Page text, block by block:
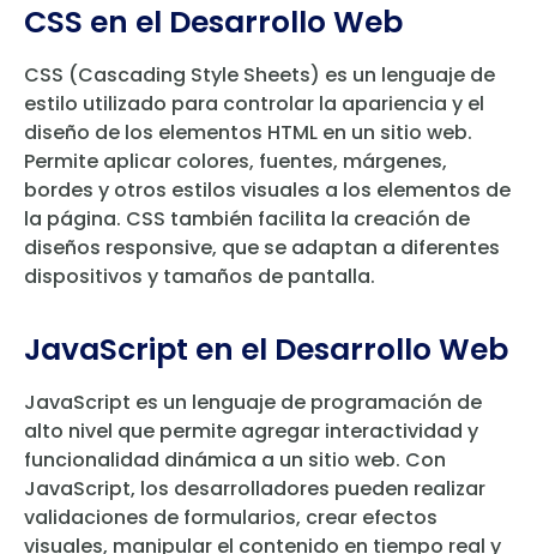
CSS en el Desarrollo Web
CSS (Cascading Style Sheets) es un lenguaje de
estilo utilizado para controlar la apariencia y el
diseño de los elementos HTML en un sitio web.
Permite aplicar colores, fuentes, márgenes,
bordes y otros estilos visuales a los elementos de
la página. CSS también facilita la creación de
diseños responsive, que se adaptan a diferentes
dispositivos y tamaños de pantalla.
JavaScript en el Desarrollo Web
JavaScript es un lenguaje de programación de
alto nivel que permite agregar interactividad y
funcionalidad dinámica a un sitio web. Con
JavaScript, los desarrolladores pueden realizar
validaciones de formularios, crear efectos
visuales, manipular el contenido en tiempo real y